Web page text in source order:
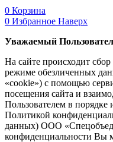
0 Корзина
0 Избранное Наверх
Уважаемый
На сайте происходит
режиме обезличенных
«cookie») с помощью
посещения сайта и
Пользователем в
Политикой
данных) ООО
конфиденциальности Вы